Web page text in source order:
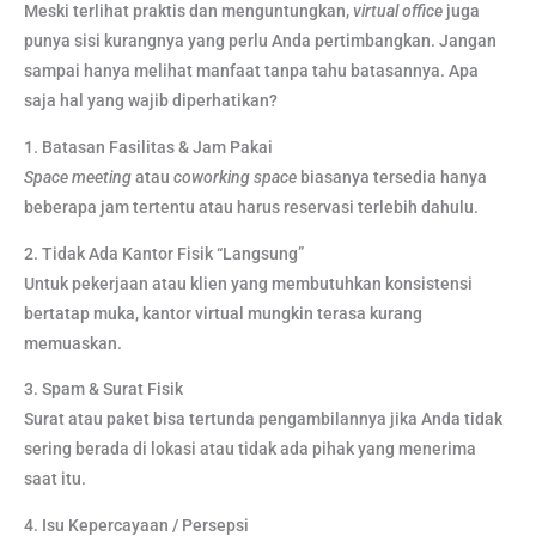
Meski terlihat praktis dan menguntungkan,virtual office juga
punya sisi kurangnya yang perlu Anda pertimbangkan. Jangan
sampai hanya melihat manfaat tanpa tahu batasannya. Apa
saja hal yang wajib diperhatikan?
1. Batasan Fasilitas & Jam Pakai
Space meetingatau coworking space biasanya tersedia hanya
beberapa jam tertentu atau harus reservasi terlebih dahulu.
2. Tidak Ada Kantor Fisik “Langsung”
Untuk pekerjaan atau klien yang membutuhkan konsistensi
bertatap muka, kantor virtual mungkin terasa kurang
memuaskan.
3. Spam & Surat Fisik
Surat atau paket bisa tertunda pengambilannya jika Anda tidak
sering berada di lokasi atau tidak ada pihak yang menerima
saat itu.
4. Isu Kepercayaan / Persepsi